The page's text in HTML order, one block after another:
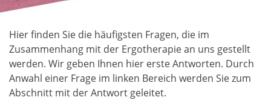
Hier finden Sie die häufigsten Fragen, die im
Zusammenhang mit der Ergotherapie an uns gestellt
werden. Wir geben Ihnen hier erste Antworten. Durch
Anwahl einer Frage im linken Bereich werden Sie zum
Abschnitt mit der Antwort geleitet.